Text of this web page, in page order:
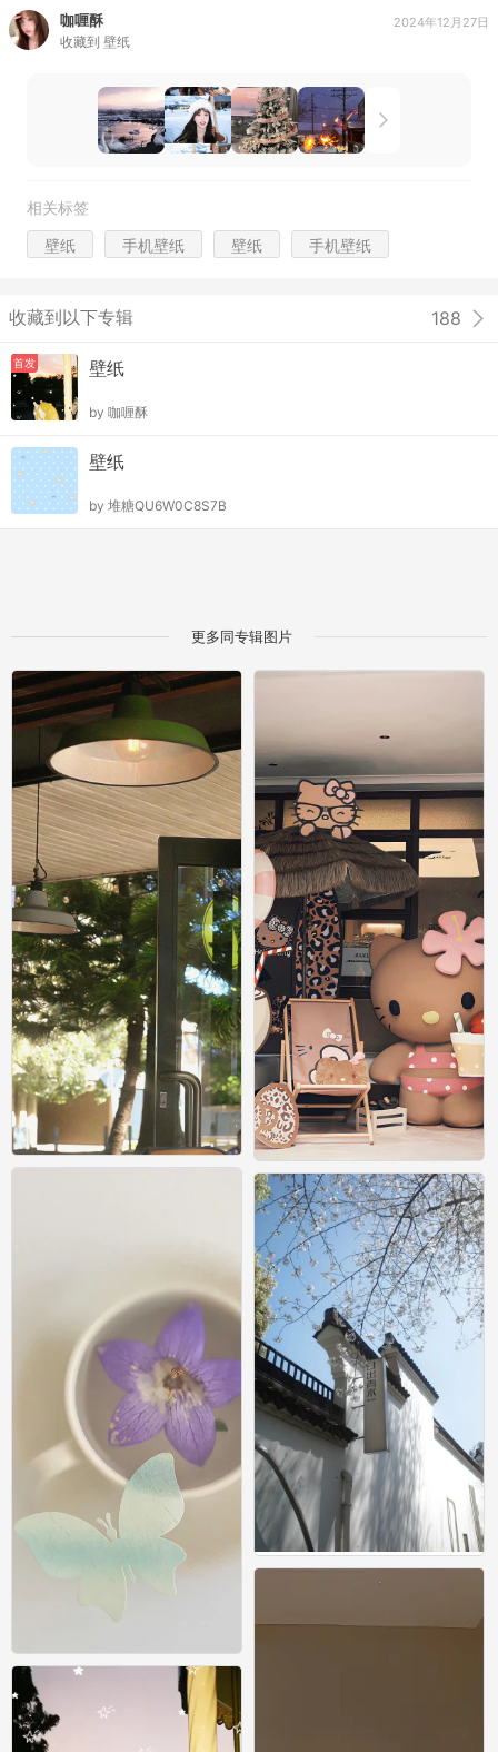
咖喱酥
收藏到 壁纸
2024年12月27日
相关标签
壁纸 手机壁纸 壁纸 手机壁纸
收藏到以下专辑 188
首发 壁纸
by 咖喱酥
壁纸
by 堆糖QU6W0C8S7B
更多同专辑图片
壁纸
0
壁纸
壁纸
0